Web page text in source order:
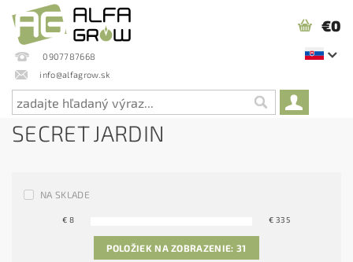
0907787668
info@alfagrow.sk
€0
SECRET JARDIN
NA SKLADE
€8 € 335
POLOŽIEK NA ZOBRAZENIE:31